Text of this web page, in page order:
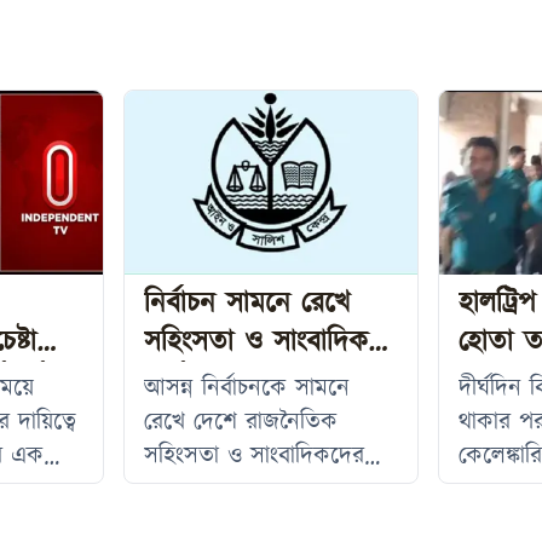
এক
নির্বাচন সামনে রেখে
সহিংসতা ও সাংবাদিক
নির্যাতন বেড়েছে: আসক
আসন্ন নির্বাচনকে সামনে
রেখে দেশে রাজনৈতিক
সহিংসতা ও সাংবাদিকদের
ওপর হামলার ঘটনা
হোতা
দীর্ঘদিন
থাকার
সংস্থার